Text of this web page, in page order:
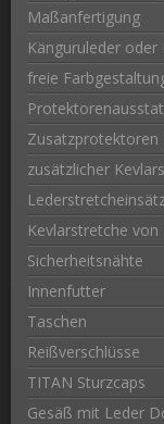
Maßanfertigung
Känguruleder oder
freie
Zusatzprotektoren
zusätzlicher
Kevlarstretche
Sicherheitsnähte
Innenfutter
Taschen
Reißverschlüsse
TITAN Sturzcaps
Gesäß mit Leder